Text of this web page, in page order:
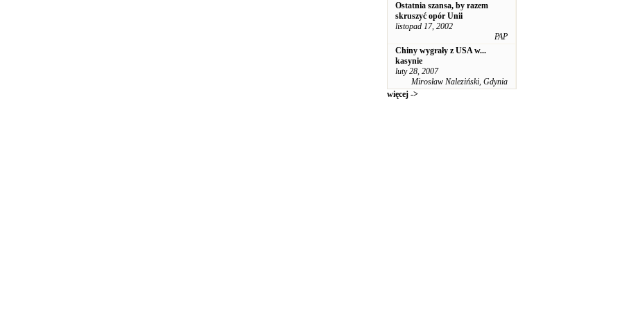
Ostatnia szansa, by razem
skruszyć opór Unii
listopad 17, 2002
PAP
Chiny wygrały z USA w...
kasynie
luty 28, 2007
Mirosław Naleziński, Gdynia
więcej ->